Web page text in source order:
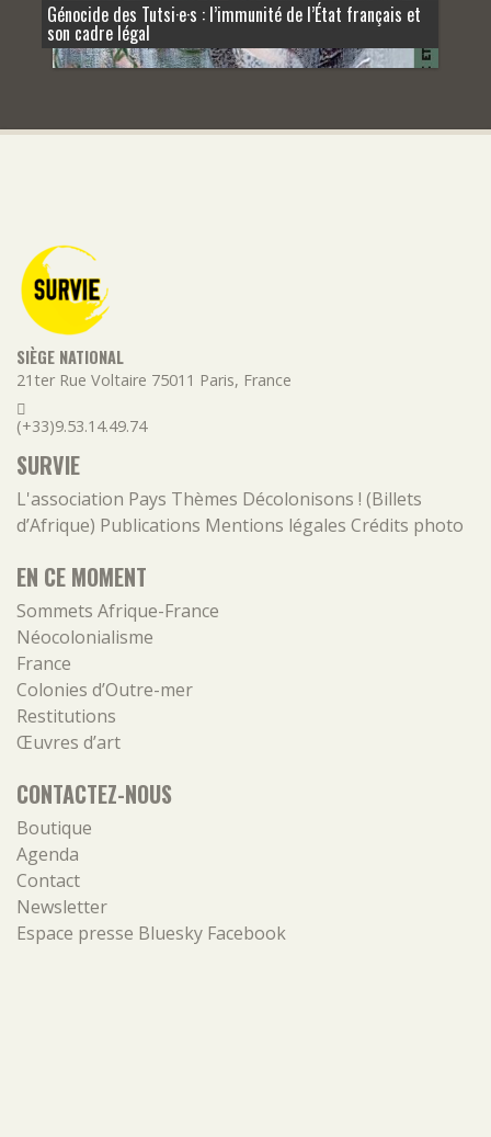
Génocide des Tutsi·e·s : l’immunité de l’État français et
son cadre légal
SIÈGE NATIONAL
21ter Rue Voltaire 75011 Paris, France
(+33)9.53.14.49.74
SURVIE
L'association Pays Thèmes Décolonisons ! (Billets
d’Afrique) Publications Mentions légales Crédits photo
EN CE MOMENT
Sommets Afrique-France
Néocolonialisme
France
Colonies d’Outre-mer
Restitutions
Œuvres d’art
CONTACTEZ-NOUS
Boutique
Agenda
Contact
Newsletter
Espace presse Bluesky Facebook